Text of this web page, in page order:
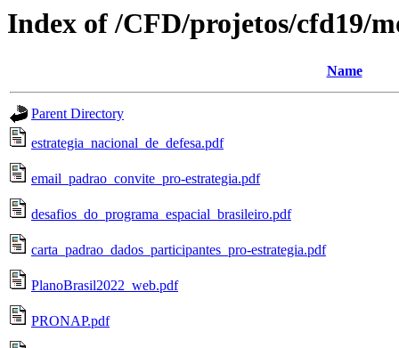
Index of /CFD/projetos/cfd19/
Name
Parent Directory
estrategia_nacional_de_defesa.pdf
email_padrao_convite_pro-estrategia.pdf
desafios_do_programa_espacial_brasileiro.pdf
carta_padrao_dados_participantes_pro-estrategia.pdf
PlanoBrasil2022_web.pdf
PRONAP.pdf